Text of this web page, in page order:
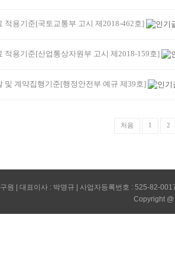
적용기준[국토교통부 고시 제2018-462호]
적용기준[산업통상자원부 고시 제2018-159호]
및 계약집행기준[행정안전부 예규 제39호]
처음 1 2
원 | 대표이사 : 박명규 | 사업자등록번호 : 525-82-
Copyright